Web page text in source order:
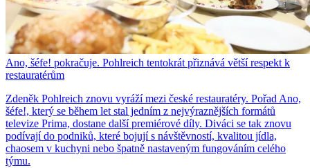
Ano, šéfe! pokračuje. Pohlreich tentokrát přiznává větší respekt k
restauratérům
Zdeněk Pohlreich znovu vyráží mezi české restauratéry. Pořad Ano,
šéfe!, který se během let stal jedním z nejvýraznějších formátů
televize Prima, dostane další premiérové díly. Diváci se tak znovu
podívají do podniků, které bojují s návštěvností, kvalitou jídla,
chaosem v kuchyni nebo špatně nastaveným fungováním celého
týmu.